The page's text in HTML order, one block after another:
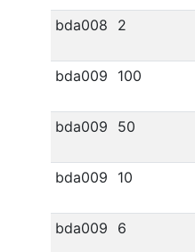
bda008 2
bda009 100
bda009 50
bda009 10
bda009 6